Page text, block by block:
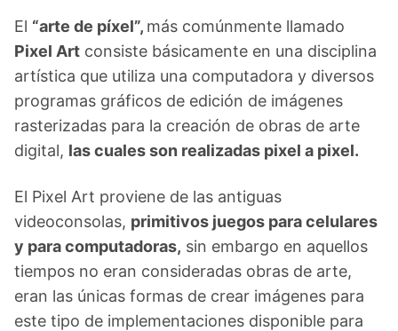
El “arte de píxel”, más comúnmente llamado
Pixel Art consiste básicamente en una disciplina
artística que utiliza una computadora y diversos
programas gráficos de edición de imágenes
rasterizadas para la creación de obras de arte
digital, las cuales son realizadas pixel a pixel.
El Pixel Art proviene de las antiguas
videoconsolas, primitivos juegos para celulares
y para computadoras, sin embargo en aquellos
tiempos no eran consideradas obras de arte,
eran las únicas formas de crear imágenes para
este tipo de implementaciones disponible para